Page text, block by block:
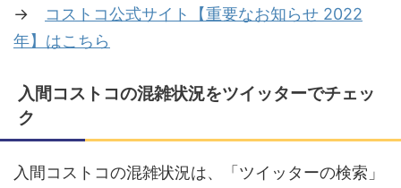
→ コストコ公式サイト【重要なお知らせ 2022
年】はこちら
入間コストコの混雑状況をツイッターでチェッ
ク
入間コストコの混雑状況は、「ツイッターの検索」